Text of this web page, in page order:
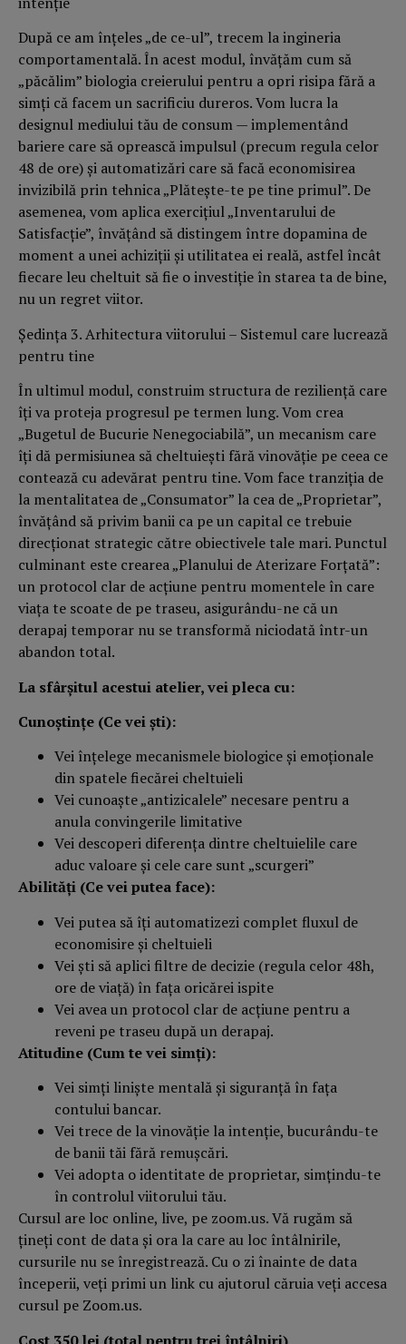
După ce am înţeles „de ce-ul”, trecem la ingineria
comportamentală. În acest modul, învăţăm cum să
„păcălim” biologia creierului pentru a opri risipa fără a
simţi că facem un sacrificiu dureros. Vom lucra la
designul mediului tău de consum — implementând
bariere care să oprească impulsul (precum regula celor
48 de ore) şi automatizări care să facă economisirea
invizibilă prin tehnica „Plăteşte-te pe tine primul”. De
asemenea, vom aplica exerciţiul „Inventarului de
Satisfacţie”, învăţând să distingem între dopamina de
moment a unei achiziţii şi utilitatea ei reală, astfel încât
fiecare leu cheltuit să fie o investiţie în starea ta de bine,
nu un regret viitor.
Şedinţa 3. Arhitectura viitorului – Sistemul care lucrează
pentru tine
În ultimul modul, construim structura de rezilienţă care
îţi va proteja progresul pe termen lung. Vom crea
„Bugetul de Bucurie Nenegociabilă”, un mecanism care
îţi dă permisiunea să cheltuieşti fără vinovăţie pe ceea ce
contează cu adevărat pentru tine. Vom face tranziţia de
la mentalitatea de „Consumator” la cea de „Proprietar”,
învăţând să privim banii ca pe un capital ce trebuie
direcţionat strategic către obiectivele tale mari. Punctul
culminant este crearea „Planului de Aterizare Forţată”:
un protocol clar de acţiune pentru momentele în care
viaţa te scoate de pe traseu, asigurându-ne că un
derapaj temporar nu se transformă niciodată într-un
abandon total.
La sfârşitul acestui atelier, vei pleca cu:
Cunoştinţe (Ce vei şti):
Vei înţelege mecanismele biologice şi emoţionale
din spatele fiecărei cheltuieli
Vei cunoaşte „antizicalele” necesare pentru a
anula convingerile limitative
Vei descoperi diferenţa dintre cheltuielile care
aduc valoare şi cele care sunt „scurgeri”
Abilităţi (Ce vei putea face):
Vei putea să îţi automatizezi complet fluxul de
economisire şi cheltuieli
Vei şti să aplici filtre de decizie (regula celor 48h,
ore de viaţă) în faţa oricărei ispite
Vei avea un protocol clar de acţiune pentru a
reveni pe traseu după un derapaj.
Atitudine (Cum te vei simţi):
Vei simţi linişte mentală şi siguranţă în faţa
contului bancar.
Vei trece de la vinovăţie la intenţie, bucurându-te
de banii tăi fără remuşcări.
Vei adopta o identitate de proprietar, simţindu-te
în controlul viitorului tău.
Cursul are loc online, live, pe zoom.us. Vă rugăm să
ţineţi cont de data şi ora la care au loc întâlnirile,
cursurile nu se înregistrează. Cu o zi înainte de data
începerii, veţi primi un link cu ajutorul căruia veţi accesa
cursul pe Zoom.us.
Cost 350 lei (total pentru trei întâlniri)